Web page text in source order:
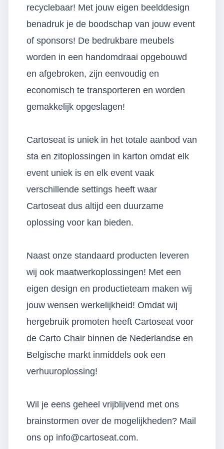
recyclebaar! Met jouw eigen beelddesign
benadruk je de boodschap van jouw event
of sponsors! De bedrukbare meubels
worden in een handomdraai opgebouwd
en afgebroken, zijn eenvoudig en
economisch te transporteren en worden
gemakkelijk opgeslagen!
Cartoseat is uniek in het totale aanbod van
sta en zitoplossingen in karton omdat elk
event uniek is en elk event vaak
verschillende settings heeft waar
Cartoseat dus altijd een duurzame
oplossing voor kan bieden.
Naast onze standaard producten leveren
wij ook maatwerkoplossingen! Met een
eigen design en productieteam maken wij
jouw wensen werkelijkheid! Omdat wij
hergebruik promoten heeft Cartoseat voor
de Carto Chair binnen de Nederlandse en
Belgische markt inmiddels ook een
verhuuroplossing!
Wil je eens geheel vrijblijvend met ons
brainstormen over de mogelijkheden? Mail
ons op info@cartoseat.com.